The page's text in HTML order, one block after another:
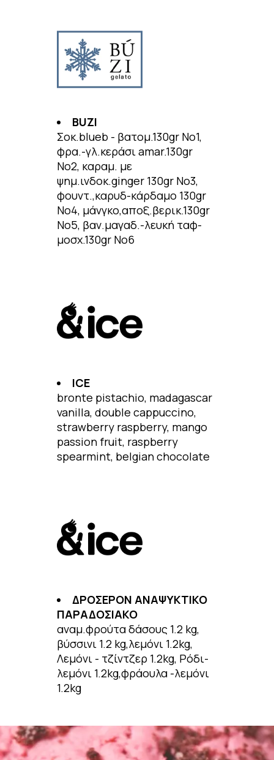
BUZI
Σοκ.blueb - βατομ.130gr No1,
φρα.-γλ.κεράσι amar.130gr
No2, καραμ. με
ψημ.ινδοκ.ginger 130gr No3,
φουντ.,καρυδ-κάρδαμο 130gr
No4, μάνγκο,αποξ.βερικ.130gr
No5, βαν.μαγαδ.-λευκή ταφ-
μοσχ.130gr No6
ICE
bronte pistachio, madagascar
vanilla, double cappuccino,
strawberry raspberry, mango
passion fruit, raspberry
spearmint, belgian chocolate
ΔΡΟΣΕΡΟΝ ΑΝΑΨΥΚΤΙΚΟ
ΠΑΡΑΔΟΣΙΑΚΟ
αναμ.φρούτα δάσους 1.2 kg,
βύσσινι 1.2 kg,λεμόνι 1.2kg,
Λεμόνι - τζίντζερ 1.2kg, Ρόδι-
λεμόνι 1.2kg,φράουλα -λεμόνι
1.2kg